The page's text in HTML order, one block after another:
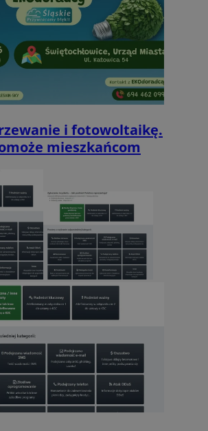
i fotowoltaikę.
mieszkańcom